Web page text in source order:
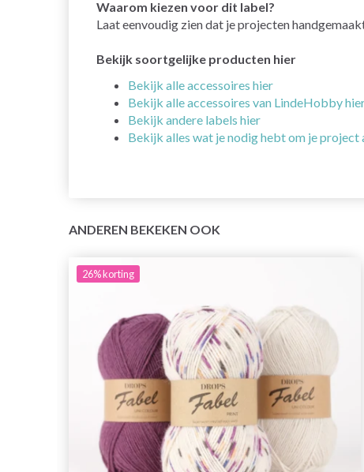
Waarom kiezen voor dit label?
Laat eenvoudig zien dat je projecten
Bekijk soortgelijke producten hier
Bekijk alle accessoires hier
Bekijk alle accessoires van LindeHobby
Bekijk andere labels hier
Bekijk alles wat je nodig hebt om je project
ANDEREN BEKEKEN OOK
26%korting